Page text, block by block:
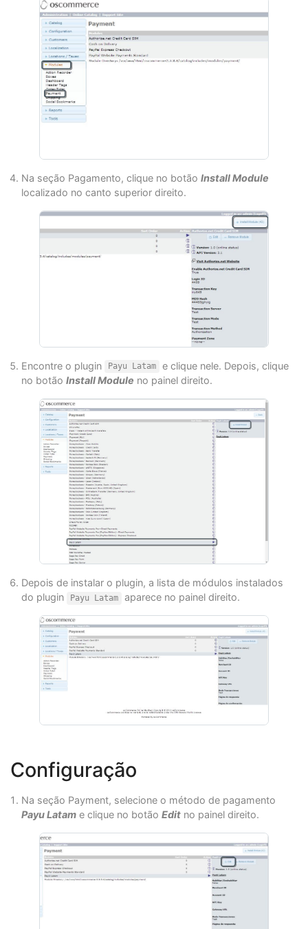
Na seção Pagamento, clique no botão Install Module
localizado no canto superior direito.
Encontre o plugin Payu Latam
e clique nele. Depois, clique
no botão Install Module no painel direito.
Depois de instalar o plugin, a lista de módulos instalados
do plugin
Payu Latam aparece no painel direito.
Configuração
Na seção Payment, selecione o método de pagamento
Payu Latam e clique no botão Edit no painel direito.